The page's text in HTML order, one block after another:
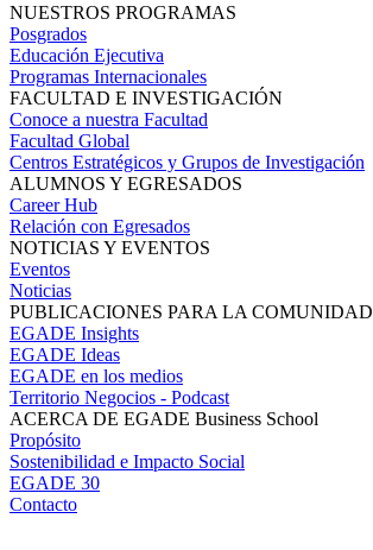
NUESTROS PROGRAMAS
Posgrados
Educación Ejecutiva
Programas Internacionales
FACULTAD E INVESTIGACIÓN
Conoce a nuestra Facultad
Facultad Global
Centros Estratégicos y Grupos de Investigación
ALUMNOS Y EGRESADOS
Career Hub
Relación con Egresados
NOTICIAS Y EVENTOS
Eventos
Noticias
PUBLICACIONES PARA LA COMUNIDAD
EGADE Insights
EGADE Ideas
EGADE en los medios
Territorio Negocios - Podcast
ACERCA DE EGADE Business School
Propósito
Sostenibilidad e Impacto Social
EGADE 30
Contacto